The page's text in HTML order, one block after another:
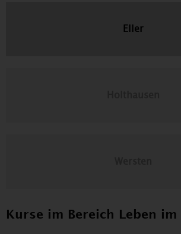
Eller
Kurse im Bereich Leben